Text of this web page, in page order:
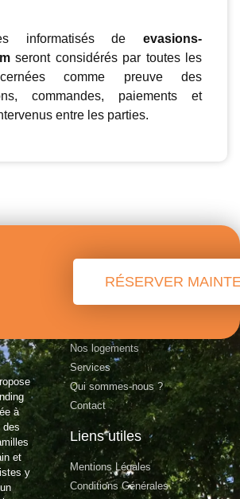
informatisés de evasions-
seront considérés par toutes les
comme preuve des
commandes, paiements et
entre les parties.
RÉSERVER
à
des
et
y
Nos logements
Services
Qui sommes-nous ?
Contact
Liens utiles
Mentions Légales
Conditions Générales